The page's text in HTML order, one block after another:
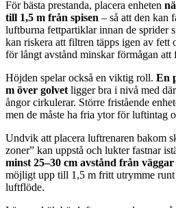
För bästa prestanda, placera enheten
till 1,5 m från spisen – så att den kan
luftburna fettpartiklar innan de sprider
kan riskera att filtren täpps igen av fett
för långt avstånd minskar förmågan
Höjden spelar också en viktig roll. En
m över golvet ligger bra i nivå med
ångor cirkulerar. Större fristående
men de måste ha fria ytor för luftintag
Undvik att placera luftrenaren bakom
zoner” kan uppstå och lukter fastnar
minst 25–30 cm avstånd från
möjligt upp till 1,5 m fritt utrymme
luftflöde.